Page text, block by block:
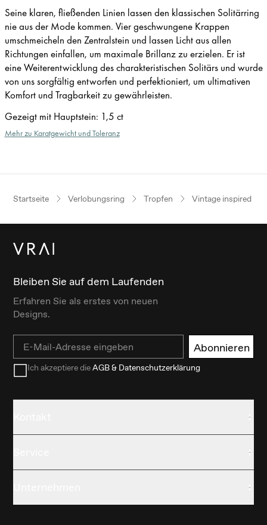
Seine klaren, fließenden Linien lassen den klassischen Solitärring
nie aus der Mode kommen. Vier geschwungene Krappen
umschmeicheln den Zentralstein und lassen Licht aus allen
Richtungen einfallen, um maximale Brillanz zu erzielen. Er ist
eine Weiterentwicklung des charakteristischen Solitärs und wurde
von uns sorgfältig entworfen und perfektioniert, um ultimativen
Komfort und Tragbarkeit zu gewährleisten.
Gezeigt mit Hauptstein: 1,5 ct
Mehr zu Karatgewicht und Toleranz
Startseite Verlobungsring Tropfen Vintage inspired
Bleiben Sie auf dem Laufenden
Erfahren Sie als erstes von neuen
Designs.
Email Abonnieren
Ich akzeptiere dieAGB & Datenschutzerklärung